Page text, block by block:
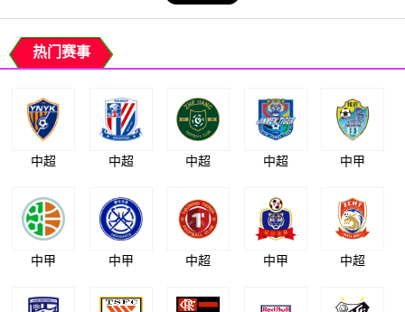
热门赛事
中超 中超 中超 中超 中甲
中甲 中甲 中超 中甲 中超